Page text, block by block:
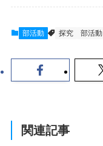
部活動 探究 部活動
関連記事